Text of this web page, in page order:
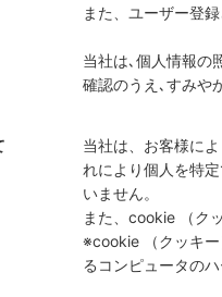
また、ユーザー登
当社は､個人情報の
確認のうえ､すみや
当社は、お客様に
れにより個人を特
いません。
また、cookie （ク
※cookie （クッキ
るコンピュータの